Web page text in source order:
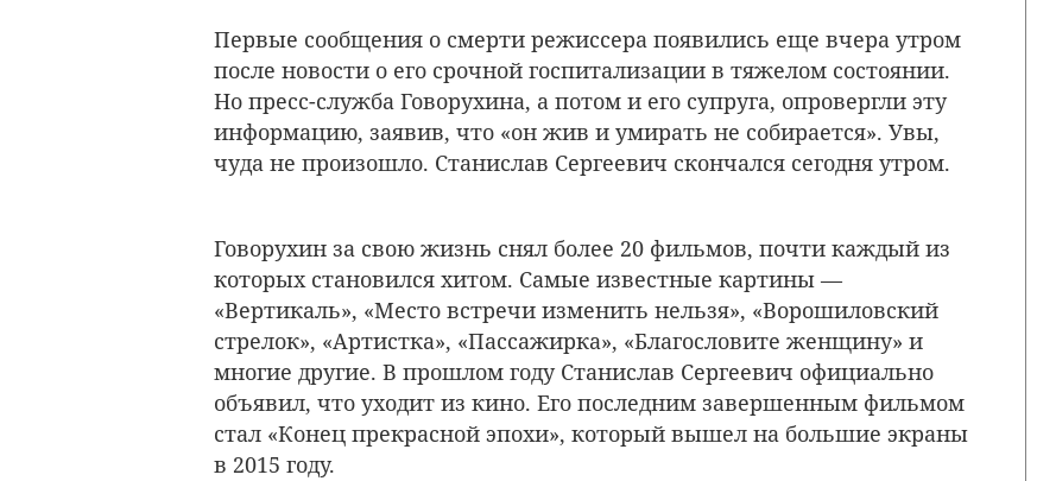
Первые сообщения о смерти режиссера появились еще вчера утром
после новости о его срочной госпитализации в тяжелом состоянии.
Но пресс-служба Говорухина, а потом и его супруга, опровергли эту
информацию, заявив, что «он жив и умирать не собирается». Увы,
чуда не произошло. Станислав Сергеевич скончался сегодня утром.
Говорухин за свою жизнь снял более 20 фильмов, почти каждый из
которых становился хитом. Самые известные картины —
«Вертикаль», «Место встречи изменить нельзя», «Ворошиловский
стрелок», «Артистка», «Пассажирка», «Благословите женщину» и
многие другие. В прошлом году Станислав Сергеевич официально
объявил, что уходит из кино. Его последним завершенным фильмом
стал «Конец прекрасной эпохи», который вышел на большие экраны
в 2015 году.